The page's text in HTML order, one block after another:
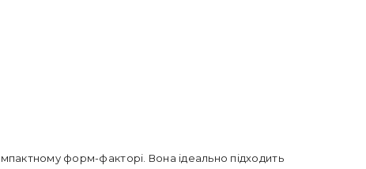
форм-факторі. Вона ідеально підходить